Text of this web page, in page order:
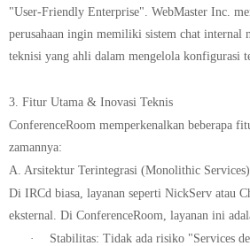
"User-Friendly Enterprise". WebMaster Inc.
perusahaan ingin memiliki sistem chat internal
teknisi yang ahli dalam mengelola konfigurasi
3. Fitur Utama & Inovasi Teknis
ConferenceRoom memperkenalkan beberapa
zamannya:
A. Arsitektur Terintegrasi (Monolithic Services)
Di IRCd biasa, layanan seperti NickServ atau
eksternal. Di ConferenceRoom, layanan ini
·
Stabilitas: Tidak ada risiko "Services